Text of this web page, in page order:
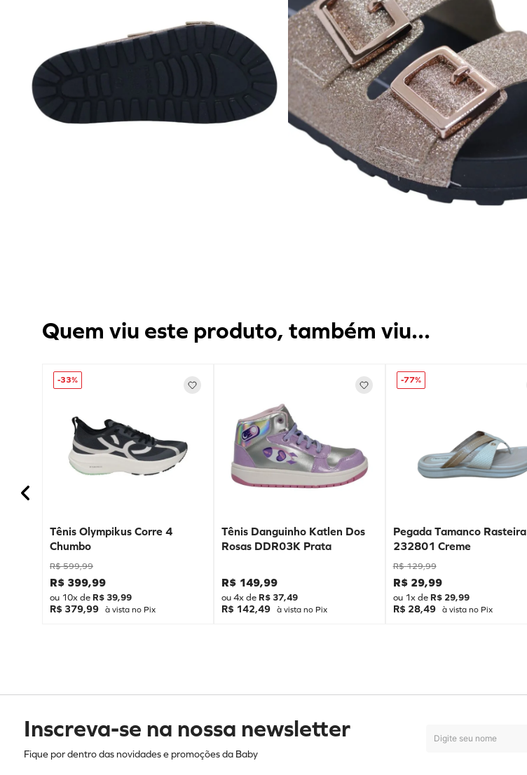
Quem viu este produto, também viu...
-33%
Tênis Olympikus Corre 4
Chumbo
R$ 599,99
R$ 399,99
ou 10x de R$ 39,99
R$ 379,99 à vista no Pix
Tênis Danguinho Katlen Dos
Rosas DDR03K Prata
R$ 149,99
ou4x de R$ 37,49
R$ 142,49 à vista no Pix
-77%
Pegada Tamanco Rasteira
232801 Creme
R$ 129,99
R$ 29,99
ou 1x de R$ 29,99
R$ 28,49 à vista no Pix
Inscreva-se na nossa newsletter
Fique por dentro das novidades e promoções da Baby